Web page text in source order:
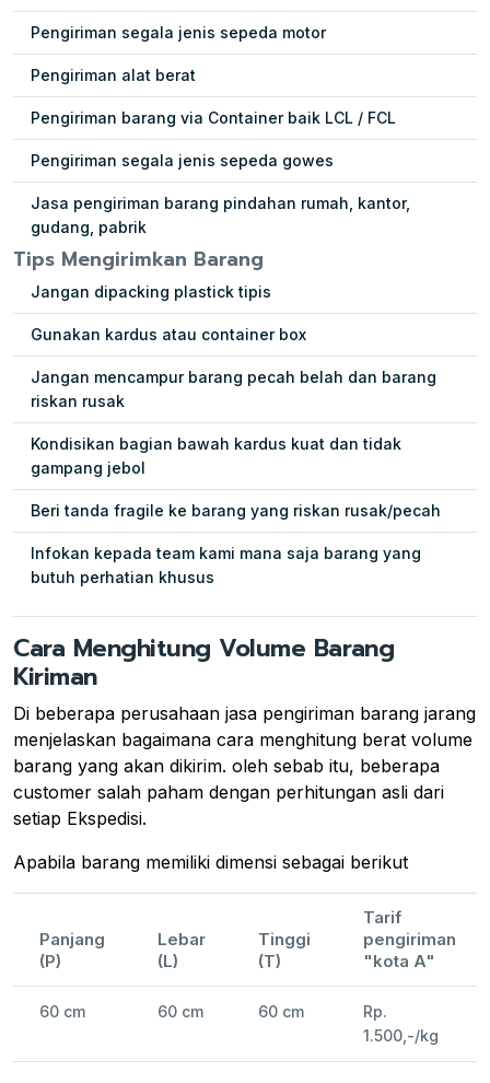
Pengiriman segala jenis sepeda motor
Pengiriman alat berat
Pengiriman barang via Container baik LCL / FCL
Pengiriman segala jenis sepeda gowes
Jasa pengiriman barang pindahan rumah, kantor,
gudang, pabrik
Tips Mengirimkan Barang
Jangan dipacking plastick tipis
Gunakan kardus atau container box
Jangan mencampur barang pecah belah dan barang
riskan rusak
Kondisikan bagian bawah kardus kuat dan tidak
gampang jebol
Beri tanda fragile ke barang yang riskan rusak/pecah
Infokan kepada team kami mana saja barang yang
butuh perhatian khusus
Cara Menghitung Volume Barang
Kiriman
Di beberapa perusahaan jasa pengiriman barang jarang
menjelaskan bagaimana cara menghitung berat volume
barang yang akan dikirim. oleh sebab itu, beberapa
customer salah paham dengan perhitungan asli dari
setiap Ekspedisi.
Apabila barang memiliki dimensi sebagai berikut
Panjang
(P)
Lebar
(L)
Tinggi
(T)
Tarif
pengiriman
"kota A"
60 cm 60 cm 60 cm
Rp.
1.500,-/kg